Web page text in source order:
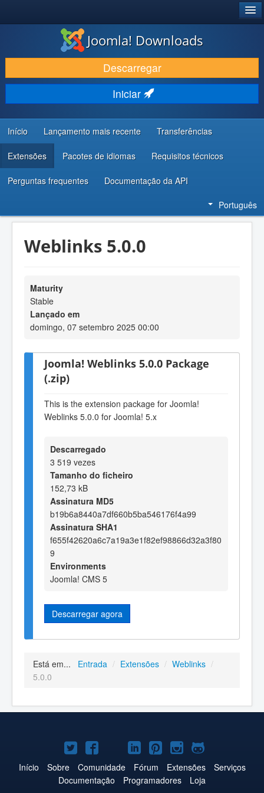
DESCARREGAR E EVOLUIR
DESCOBRIR E APRENDER
COMUNIDADE E SUPORTE
RECURSOS PARA PROGRAMADORES
Joomla! Downloads
Descarregar
Iniciar
Início Lançamento mais recente Transferências
Extensões Pacotes de idiomas Requisitos técnicos
Perguntas frequentes Documentação da API
Português
Weblinks 5.0.0
Maturity
Stable
Lançado em
domingo, 07 setembro 2025 00:00
Joomla! Weblinks 5.0.0 Package
(.zip)
This is the extension package for Joomla!
Weblinks 5.0.0 for Joomla! 5.x
Descarregado
3 519 vezes
Tamanho do ficheiro
152,73 kB
Assinatura MD5
b19b6a8440a7df660b5ba546176f4a99
Assinatura SHA1
f655f42620a6c7a19a3e1f82ef98866d32a3f80
9
Environments
Joomla! CMS 5
Descarregar agora
Está em... Entrada / Extensões / Weblinks /
5.0.0
Joomla!
no
Twitter
Joomla!
no
Facebook
Joomla!
no
YouTube
Joomla!
no
LinkedIn
Joomla!
no
Pinterest
Joomla!
no
Instagram
Joomla!
no
GitHub
Início Sobre Comunidade Fórum Extensões
Serviços
Documentação
Programadores
Loja